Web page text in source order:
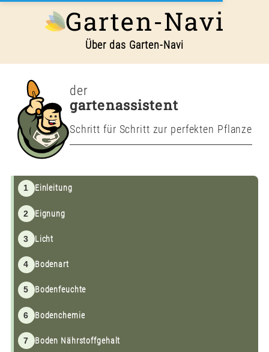
Garten-Navi
Über das Garten-Navi
der
gartenassistent
Schritt für Schritt zur perfekten Pflanze
1 Einleitung
2 Eignung
3 Licht
4 Bodenart
5 Bodenfeuchte
6 Bodenchemie
7 Boden Nährstoffgehalt